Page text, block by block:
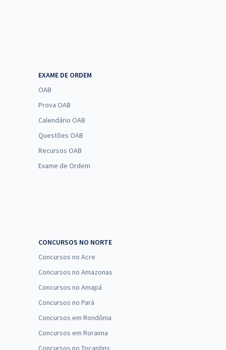
EXAME DE ORDEM
OAB
Prova OAB
Calendário OAB
Questões OAB
Recursos OAB
Exame de Ordem
CONCURSOS NO NORTE
Concursos no Acre
Concursos no Amazonas
Concursos no Amapá
Concursos no Pará
Concursos em Rondônia
Concursos em Roraima
Concursos no Tocantins